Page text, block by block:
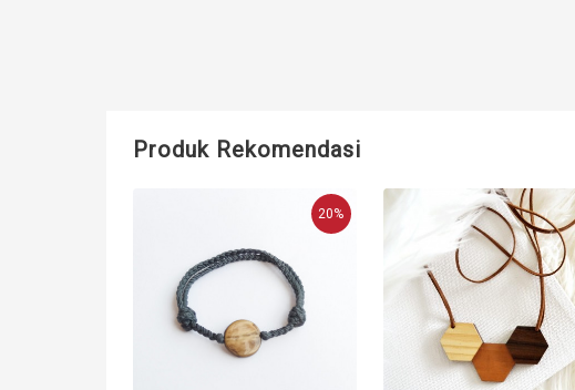
Produk Rekomendasi
20%